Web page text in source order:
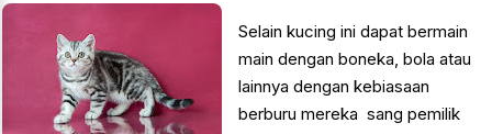
Selain kucing ini dapat bermain
main dengan boneka, bola atau
lainnya dengan kebiasaan
berburu mereka sang pemilik